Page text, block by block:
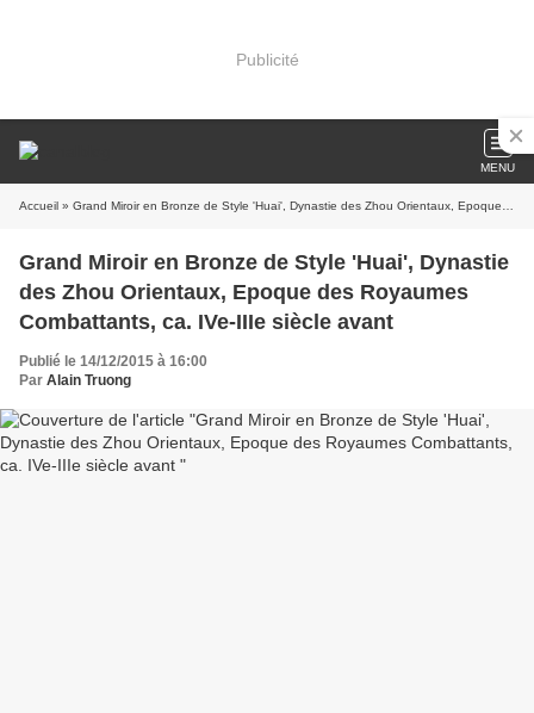
Publicité
MENU
Accueil » Grand Miroir en Bronze de Style 'Huai', Dynastie des Zhou Orientaux, Epoque des Royaumes Combattants, ca. IVe-IIIe siècle avant
Grand Miroir en Bronze de Style 'Huai', Dynastie
des Zhou Orientaux, Epoque des Royaumes
Combattants, ca. IVe-IIIe siècle avant
Publié le 14/12/2015 à 16:00
Par Alain Truong